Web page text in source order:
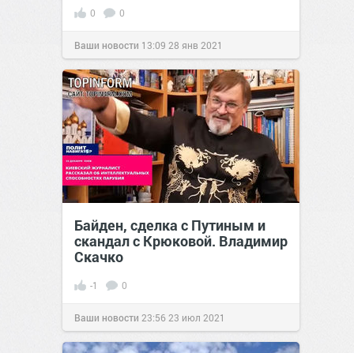
0 0
Ваши новости 13:09 28 янв 2021
Байден, сделка с Путиным и
скандал с Крюковой. Владимир
Скачко
-1 0
Ваши новости 23:5623 июл 2021